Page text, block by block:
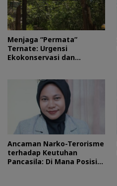
Menjaga “Permata”
Ternate: Urgensi
Ekokonservasi dan
Ancaman Narko-Terorisme
terhadap Keutuhan
Pancasila: Di Mana Posisi